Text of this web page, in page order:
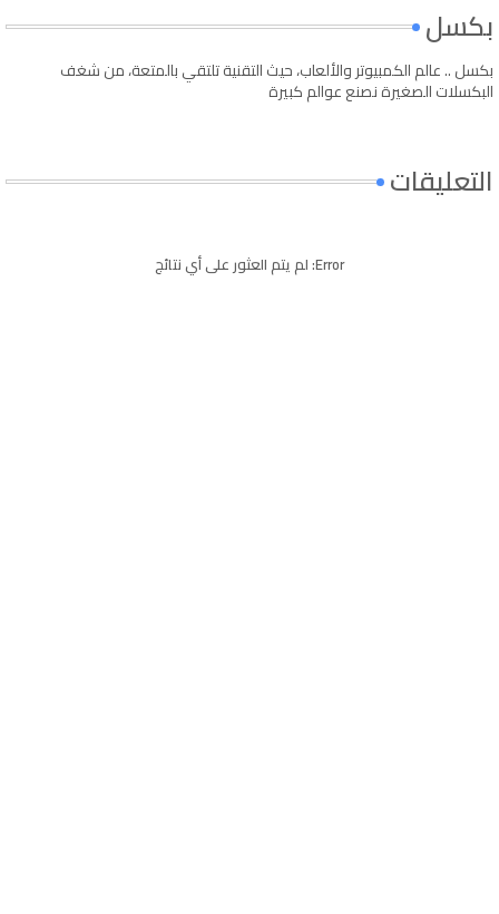
بكسل
بكسل .. عالم الكمبيوتر والألعاب، حيث التقنية تلتقي بالمتعة، من شغف
البكسلات الصغيرة نصنع عوالم كبيرة
التعليقات
Error: لم يتم العثور على أي نتائج